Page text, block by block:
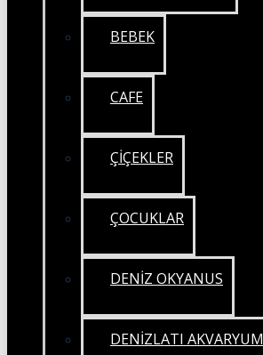
BEBEK
CAFE
ÇİÇEKLER
ÇOCUKLAR
DENİZ OKYANUS
DENİZLATI AKVARYUM